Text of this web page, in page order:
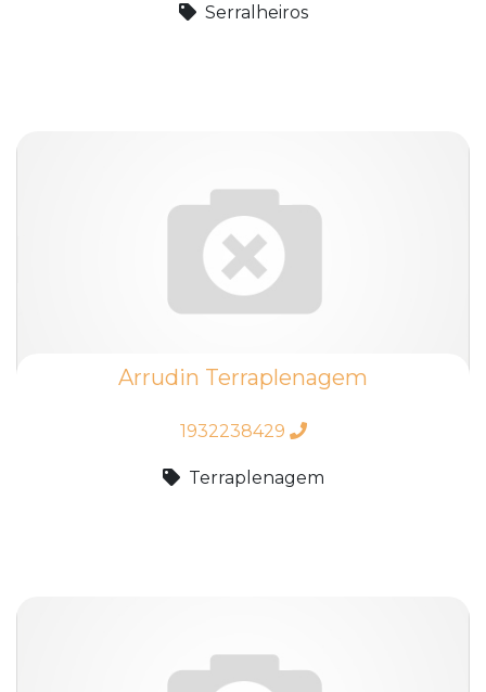
Serralheiros
Arrudin Terraplenagem
1932238429
Terraplenagem